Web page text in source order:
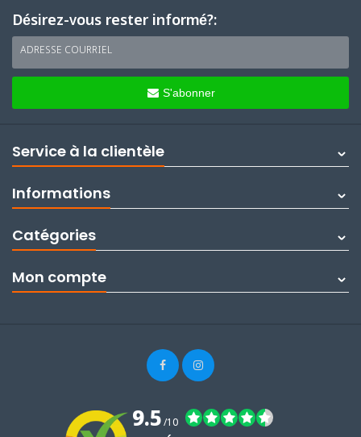
Désirez-vous rester informé?:
ADRESSE COURRIEL
S'abonner
Service à la clientèle
Informations
Catégories
Mon compte
9.5/10